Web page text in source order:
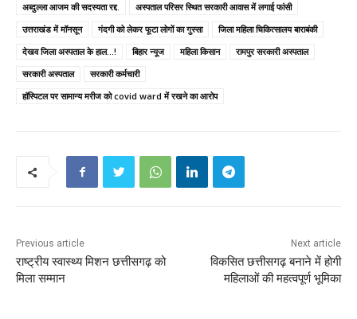
अब्दुल्ला आजम की सदस्यता रद्द.
अस्पताल परिसर स्थित सरकारी आवास में लगाई फांसी
उत्तराखंड में मॉनसून
गंदगी को लेकर फूटा लोगों का गुस्सा
जिला महिला चिकित्सालय बाराबंकी
देखव जिला अस्पताल के हाल...!
बिहार न्यूज महिला किसान
रामपुर सरकारी अस्पताल
सरकारी अस्पताल
सरकारी कर्मचारी
हॉस्पिटल पर सामान्य मरीज को covid ward में रखने का आरोप
Previous article
राष्ट्रीय स्वास्थ्य मिशन छत्तीसगढ़ को
मिला सम्मान
Next article
विकसित छत्तीसगढ़ बनाने में होगी
महिलाओं की महत्वपूर्ण भूमिका